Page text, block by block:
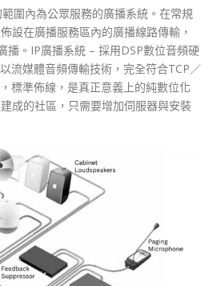
圍內為公眾服務的廣播系統。在常規
設在廣播服務區內的廣播線路傳輸，
播。IP廣播系統 – 採用DSP數位音頻硬
流媒體音頻傳輸技術，完全符合TCP／
標準佈線，是真正意義上的純數位化
成的社區，只需要增加伺服器與安裝